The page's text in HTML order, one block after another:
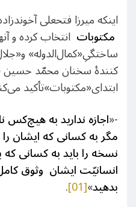
اینکه میرزا فتحعلی
مكتوبات انتخاب كرده و
ساختگیِ«كمال‌الدوله»
کنندۀ سخنان محمّد حسین
ابتدای«مكتوبات»تأكيد
-«اجازه نداريد به
مگر به كسانی كه ايشان
نسخه را بايد به كسانی
انسانيّت ايشان وثوق
بدهيد»
[
01]
.